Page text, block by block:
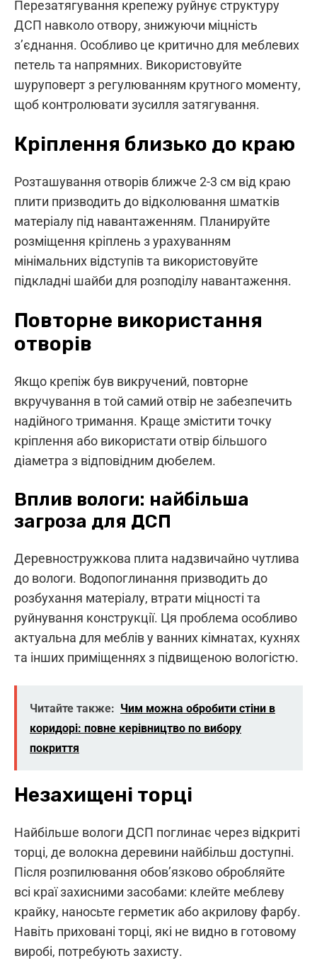
Перезатягування крепежу руйнує структуру
ДСП навколо отвору, знижуючи міцність
з’єднання. Особливо це критично для меблевих
петель та напрямних. Використовуйте
шуруповерт з регулюванням крутного моменту,
щоб контролювати зусилля затягування.
Кріплення близько до краю
Розташування отворів ближче 2-3 см від краю
плити призводить до відколювання шматків
матеріалу під навантаженням. Планируйте
розміщення кріплень з урахуванням
мінімальних відступів та використовуйте
підкладні шайби для розподілу навантаження.
Повторне використання
отворів
Якщо крепіж був викручений, повторне
вкручування в той самий отвір не забезпечить
надійного тримання. Краще змістити точку
кріплення або використати отвір більшого
діаметра з відповідним дюбелем.
Вплив вологи: найбільша
загроза для ДСП
Деревностружкова плита надзвичайно чутлива
до вологи. Водопоглинання призводить до
розбухання матеріалу, втрати міцності та
руйнування конструкції. Ця проблема особливо
актуальна для меблів у ванних кімнатах, кухнях
та інших приміщеннях з підвищеною вологістю.
Читайте также: Чим можна обробити стіни в
коридорі: повне керівництво по вибору
покриття
Незахищені торці
Найбільше вологи ДСП поглинає через відкриті
торці, де волокна деревини найбільш доступні.
Після розпилювання обов’язково обробляйте
всі краї захисними засобами: клейте меблеву
крайку, наносьте герметик або акрилову фарбу.
Навіть приховані торці, які не видно в готовому
виробі, потребують захисту.